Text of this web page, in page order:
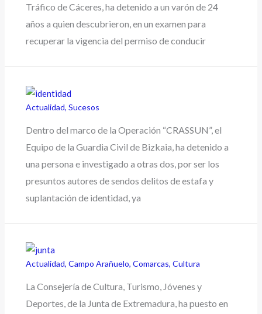
Tráfico de Cáceres, ha detenido a un varón de 24
años a quien descubrieron, en un examen para
recuperar la vigencia del permiso de conducir
Actualidad,Sucesos
Dentro del marco de la Operación “CRASSUN”, el
Equipo de la Guardia Civil de Bizkaia, ha detenido a
una persona e investigado a otras dos, por ser los
presuntos autores de sendos delitos de estafa y
suplantación de identidad, ya
Actualidad,Campo Arañuelo,Comarcas,Cultura
La Consejería de Cultura, Turismo, Jóvenes y
Deportes, de la Junta de Extremadura, ha puesto en